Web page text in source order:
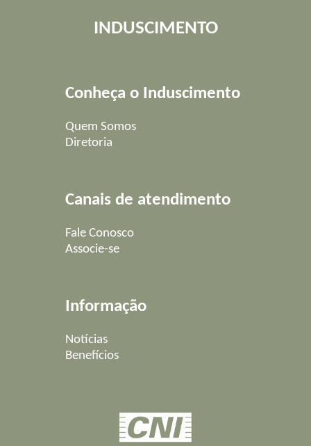
INDUSCIMENTO
Conheça o Induscimento
Quem Somos
Diretoria
Canais de atendimento
Fale Conosco
Associe-se
Informação
Notícias
Benefícios